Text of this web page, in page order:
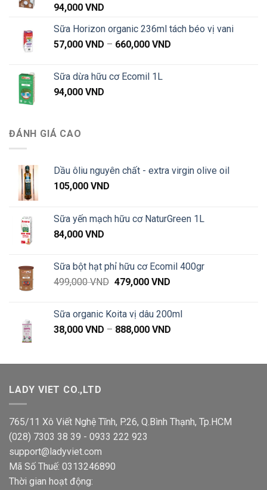
94,000 VND
Sữa Horizon organic 236ml tách béo vị vani
57,000 VND – 660,000 VND
Sữa dừa hữu cơ Ecomil 1L
94,000 VND
ĐÁNH GIÁ CAO
Dầu ôliu nguyên chất - extra virgin olive oil
105,000 VND
Sữa yến mạch hữu cơ NaturGreen 1L
84,000 VND
Sữa bột hạt phỉ hữu cơ Ecomil 400gr
499,000VND Giá
499,000 VND.
479,000 VNDGiá
là:
479,000 VND.
Sữa organic Koita vị dâu 200ml
38,000 VND – 888,000 VND
38,000 VND
LADY VIET CO.,LTD
765/11 Xô Viết Nghệ Tĩnh, P.26, Q.Bình Thạnh, Tp.HCM
(028) 7303 38 39 - 0933 222 923
support@ladyviet.com
Mã Số Thuế: 0313246890
Thời gian hoạt động: